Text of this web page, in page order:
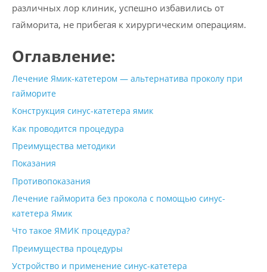
различных лор клиник, успешно избавились от
гайморита, не прибегая к хирургическим операциям.
Оглавление:
Лечение Ямик-катетером — альтернатива проколу при
гайморите
Конструкция синус-катетера ямик
Как проводится процедура
Преимущества методики
Показания
Противопоказания
Лечение гайморита без прокола с помощью синус-
катетера Ямик
Что такое ЯМИК процедура?
Преимущества процедуры
Устройство и применение синус-катетера